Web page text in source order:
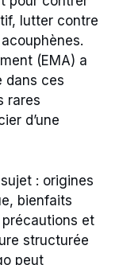
lutter contre
(EMA) a
dans ces
rares
d’une
: origines
bienfaits
précautions et
structurée
peut